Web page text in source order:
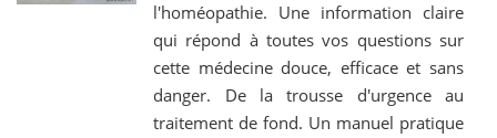
l'homéopathie. Une information claire
qui répond à toutes vos questions sur
cette médecine douce, efficace et sans
danger. De la trousse d'urgence au
traitement de fond. Un manuel pratique